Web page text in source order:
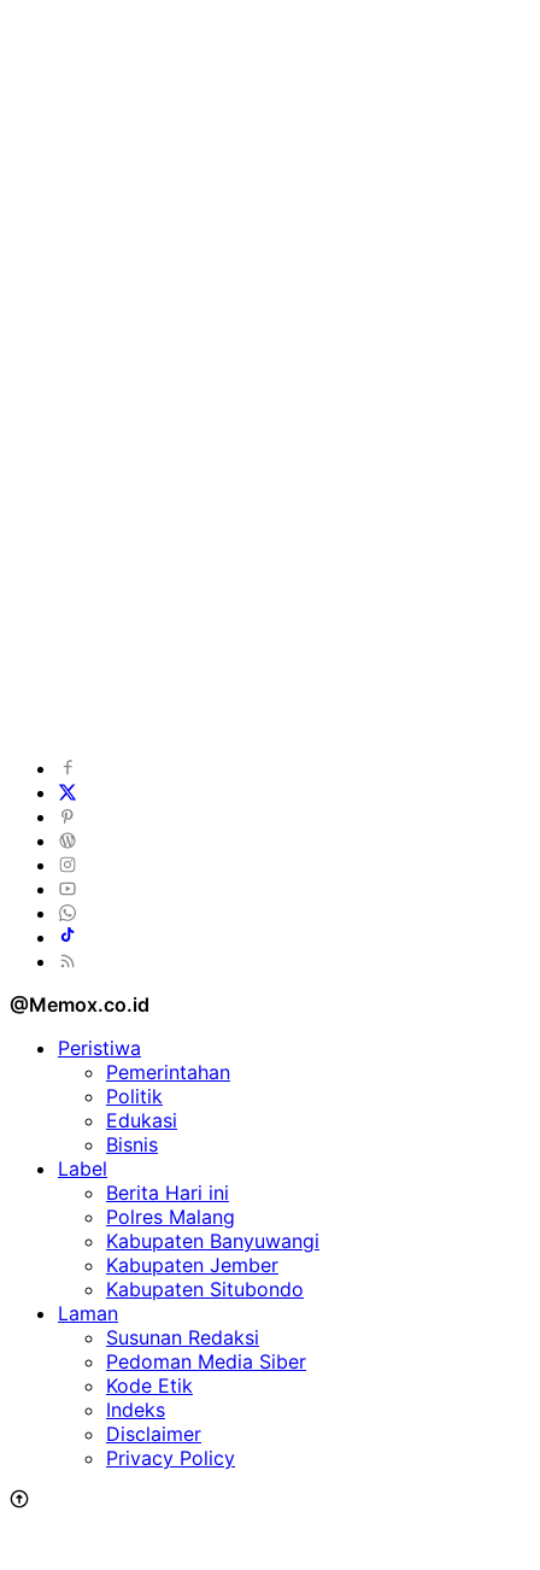
@Memox.co.id
Peristiwa
Pemerintahan
Politik
Edukasi
Bisnis
Label
Berita Hari ini
Polres Malang
Kabupaten Banyuwangi
Kabupaten Jember
Kabupaten Situbondo
Laman
Susunan Redaksi
Pedoman Media Siber
Kode Etik
Indeks
Disclaimer
Privacy Policy